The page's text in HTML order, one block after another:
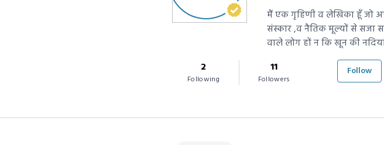
मैं एक गृहिणी व लेखिका हूँ जो
संस्कार ,व नैतिक मूल्यों से सजा
वाले लोग हों न कि खून की
2
Following
11
Followers
Follow